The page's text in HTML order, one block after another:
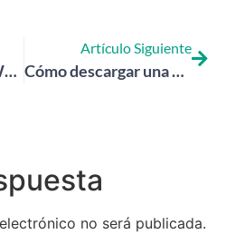
¿Cómo vincular tu WhatsApp a un dispositivo?
Artículo Siguiente
Cómo descargar una aplicación en Google Play: Guía completa
no será publicada.